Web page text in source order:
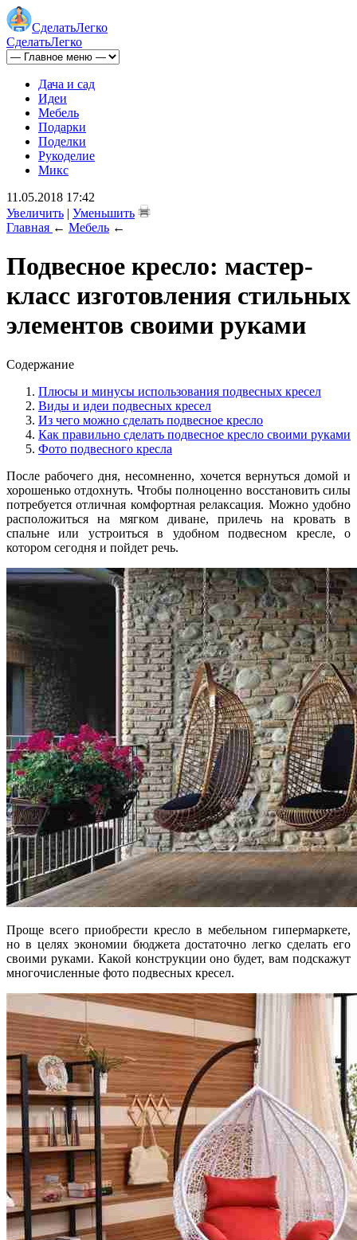
СделатьЛегко
СделатьЛегко
Дача и сад
Идеи
Мебель
Подарки
Поделки
Рукоделие
Микс
11.05.2018 17:42
Увеличить | Уменьшить
Главная ← Мебель ←
Подвесное кресло: мастер-
класс изготовления стильных
элементов своими руками
Содержание
Плюсы и минусы использования подвесных кресел
Виды и идеи подвесных кресел
Из чего можно сделать подвесное кресло
Как правильно сделать подвесное кресло своими руками
Фото подвесного кресла
После рабочего дня, несомненно, хочется вернуться домой и
хорошенько отдохнуть. Чтобы полноценно восстановить силы
потребуется отличная комфортная релаксация. Можно удобно
расположиться на мягком диване, прилечь на кровать в
спальне или устроиться в удобном подвесном кресле, о
котором сегодня и пойдет речь.
Проще всего приобрести кресло в мебельном гипермаркете,
но в целях экономии бюджета достаточно легко сделать его
своими руками. Какой конструкции оно будет, вам подскажут
многочисленные фото подвесных кресел.